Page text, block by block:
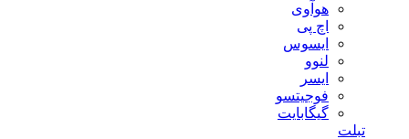
هوآوی
اچ پی
ایسوس
لنوو
ایسر
فوجیتسو
گیگابایت
تبلت